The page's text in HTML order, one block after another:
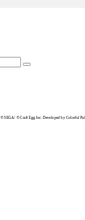
© SEGA / © Craft Egg Inc. Developed by Colorful